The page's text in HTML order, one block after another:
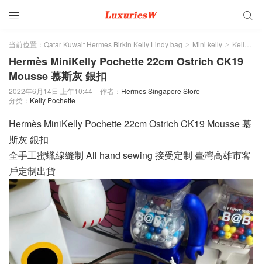
 
当前位置： Qatar Kuwait Hermes Birkin Kelly Lindy bag > Mini kelly > Kelly Pochette
Hermès MiniKelly Pochette 22cm Ostrich CK19
Mousse 慕斯灰 銀扣
2022年6月14日 上午10:44 作者： Hermes Singapore Store
分类： Kelly Pochette
Hermès MiniKelly Pochette 22cm Ostrich CK19 Mousse 慕
斯灰 銀扣
全手工蜜蠟線縫制 All hand sewing 接受定制 臺灣高雄市客
戶定制出貨